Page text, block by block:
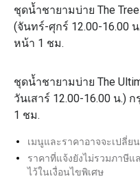
ชุดน้ำชายามบ่าย The
(จันทร์-ศุกร์ 12.00-16.00
หน้า 1 ชม.
ชุดน้ำชายามบ่าย The
วันเสาร์ 12.00-16.00 น.)
1 ชม.
เมนูและราคาอาจจะเปลี่ย
ราคาที่แจ้งยังไม่รวมภาษีแ
ไว้ในเงื่อนไขพิเศษ